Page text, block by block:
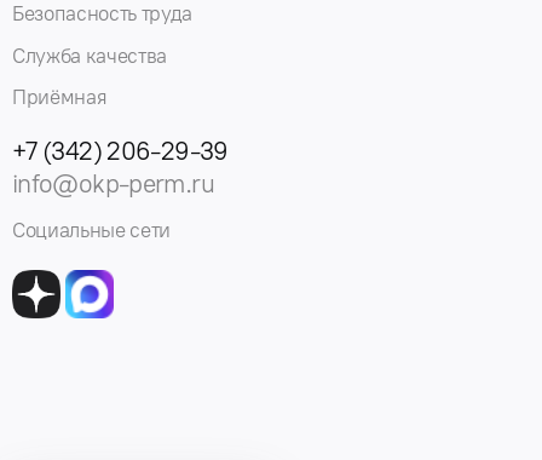
Безопасность труда
Служба качества
Приёмная
+7 (342) 206-29-39
info@okp-perm.ru
Социальные сети